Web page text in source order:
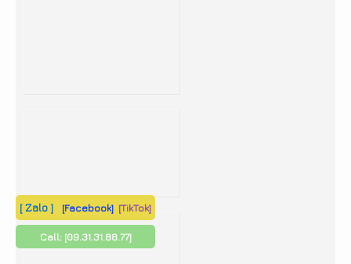
[ Zalo ] [Facebook] [TikTok]
Call: [09.31.31.88.77]